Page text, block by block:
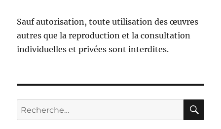
Sauf autorisation, toute utilisation des œuvres
autres que la reproduction et la consultation
individuelles et privées sont interdites.
Recherche
pour :